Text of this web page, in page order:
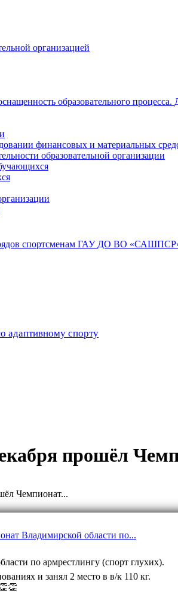
организацией
образовательного процесса.
финансовых и материальных
образовательной организации
спортсменам ГАУ ДО ВО
адаптивному спорту
прошёл
Чемпионат...
по армрестлингу (спорт глухих).
и занял 2 место в в/к 110 кг.